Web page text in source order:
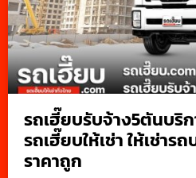
รถเฮี๊ยบรับจ้าง5ตันบริ
รถเฮี๊ยบให้เช่า ให้เช่าร
ราคาถูก